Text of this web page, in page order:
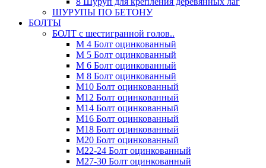
ШУРУПЫ ПО БЕТОНУ
БОЛТЫ
БОЛТ с шестигранной голов..
М 4 Болт оцинкованный
М 5 Болт оцинкованный
М 6 Болт оцинкованный
М 8 Болт оцинкованный
М10 Болт оцинкованный
М12 Болт оцинкованный
М14 Болт оцинкованный
М16 Болт оцинкованный
М18 Болт оцинкованный
М20 Болт оцинкованный
М22-24 Болт оцинкованный
М27-30 Болт оцинкованный